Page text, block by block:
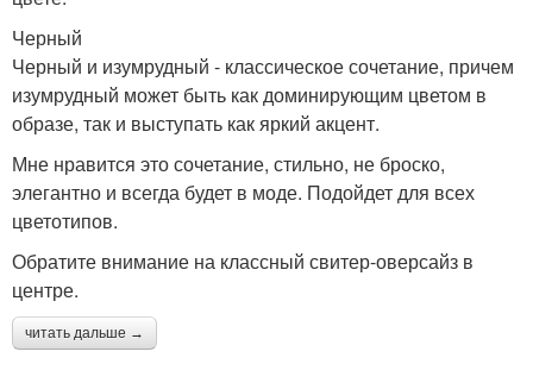
Черный
Черный и изумрудный - классическое сочетание, причем
изумрудный может быть как доминирующим цветом в
образе, так и выступать как яркий акцент.
Мне нравится это сочетание, стильно, не броско,
элегантно и всегда будет в моде. Подойдет для всех
цветотипов.
Обратите внимание на классный свитер-оверсайз в
центре.
читать дальше →